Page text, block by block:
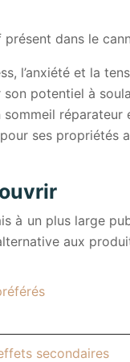
dans le
l’anxiété et la
potentiel à
ses propriétés
à un plus large
aux
secondaires